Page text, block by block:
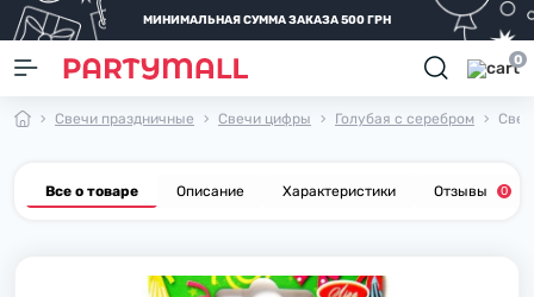
МИНИМАЛЬНАЯ СУММА ЗАКАЗА 500 ГРН
0
Свечи праздничные Свечи цифры Голубая с серебром
Все о товаре Описание Характеристики Отзывы 0